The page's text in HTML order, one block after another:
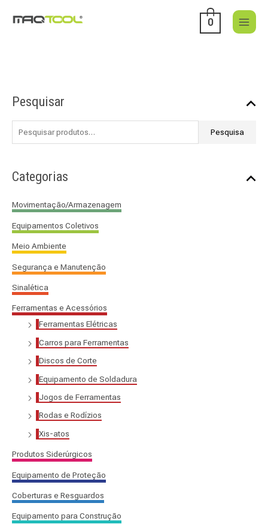
0
Pesquisar
e
s
r
p
o
Pesquisa
Categorias
Movimentação/Armazenagem
Equipamentos Coletivos
Meio Ambiente
Segurança e Manutenção
Sinalética
Ferramentas e Acessórios
Ferramentas Elétricas
Carros para Ferramentas
Discos de Corte
Equipamento de Soldadura
Jogos de Ferramentas
Rodas e Rodízios
Xis-atos
Produtos Siderúrgicos
Equipamento de Proteção
Coberturas e Resguardos
Equipamento para Construção